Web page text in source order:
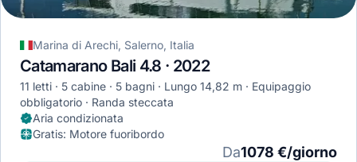
Marina di Arechi, Salerno, Italia
Catamarano Bali 4.8 · 2022
11 letti 5 cabine 5 bagni Lungo 14,82 m
Equipaggio
obbligatorio
Randa steccata
Aria condizionata
Gratis: Motore fuoribordo
Da1078 €/giorno